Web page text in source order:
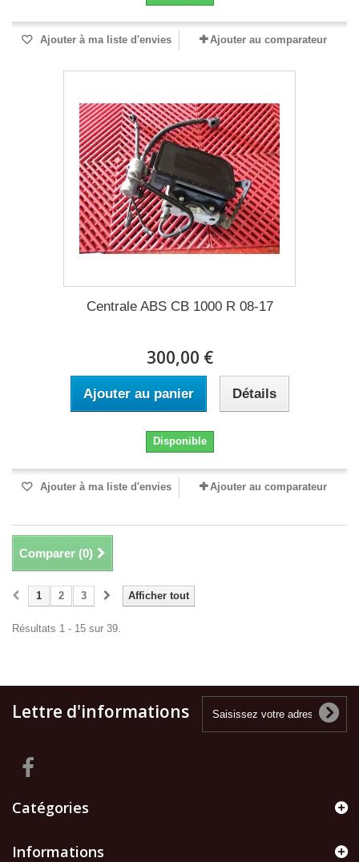
Ajouter à ma liste d'envies Ajouter au comparateur
Centrale ABS CB 1000 R 08-17
300,00 €
Ajouter au panier Détails
Disponible
Ajouter à ma liste d'envies Ajouter au comparateur
Comparer (0)
Afficher tout
1 2 3
Résultats 1 - 15 sur 39.
Lettre d'informations
Catégories
Informations